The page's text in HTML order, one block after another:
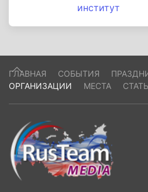
институт
ГЛАВНАЯ СОБЫТИЯ
ОРГАНИЗАЦИИ
МЕСТА